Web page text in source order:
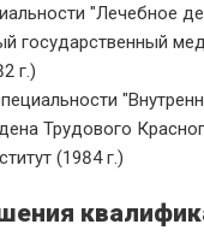
"Лечебное
государственный
г.)
Трудового
(1984 г.)